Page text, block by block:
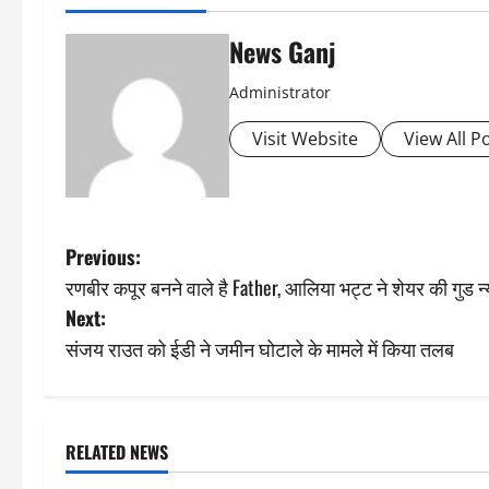
News Ganj
Administrator
Visit Website View All
P
o
s
n
Previous:
रणबीर कपूर बनने वाले है Father, आलिया भट्ट ने शेयर की गुड
Next:
संजय राउत को ईडी ने जमीन घोटाले के मामले में किया तलब
RELATED NEWS